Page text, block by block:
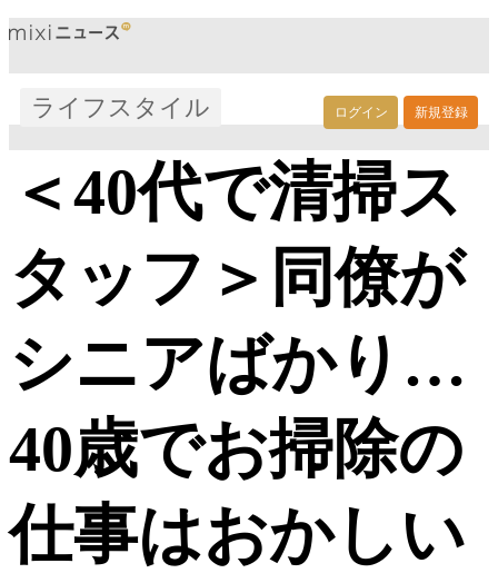
ログイン 新規登録
ライフスタイル
＜40代で清掃ス
タッフ＞同僚が
シニアばかり…
40歳でお掃除の
仕事はおかしい